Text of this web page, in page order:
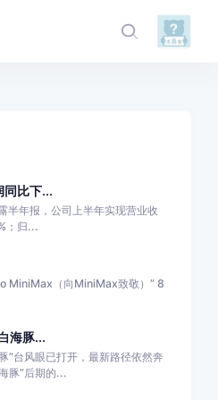
同比下...
半年报，公司上半年实现营业收
；归...
MiniMax（向MiniMax致敬）” 8
海豚...
”台风眼已打开，最新路径依然奔
豚”后期的...